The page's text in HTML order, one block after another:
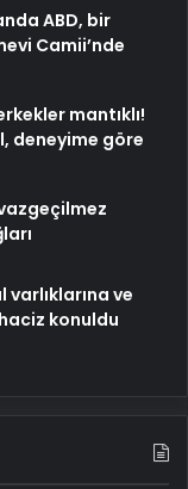
ABD, bir
Camii’nde
mantıklı!
deneyime göre
varlıklarına ve
konuldu